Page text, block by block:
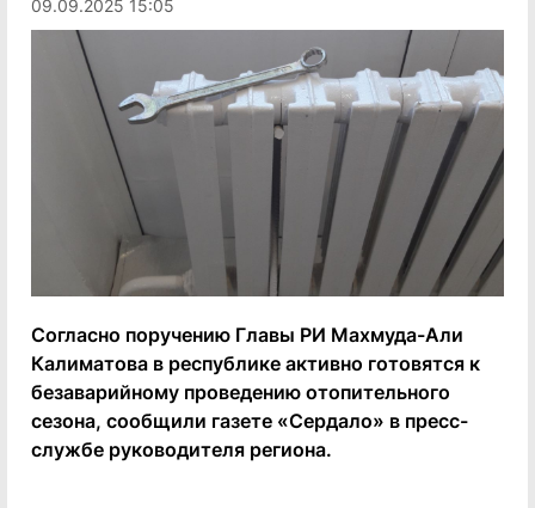
09.09.2025 15:05
Согласно поручению Главы РИ Махмуда-Али
Калиматова в республике активно готовятся к
безаварийному проведению отопительного
сезона, сообщили газете «Сердало» в пресс-
службе руководителя региона.